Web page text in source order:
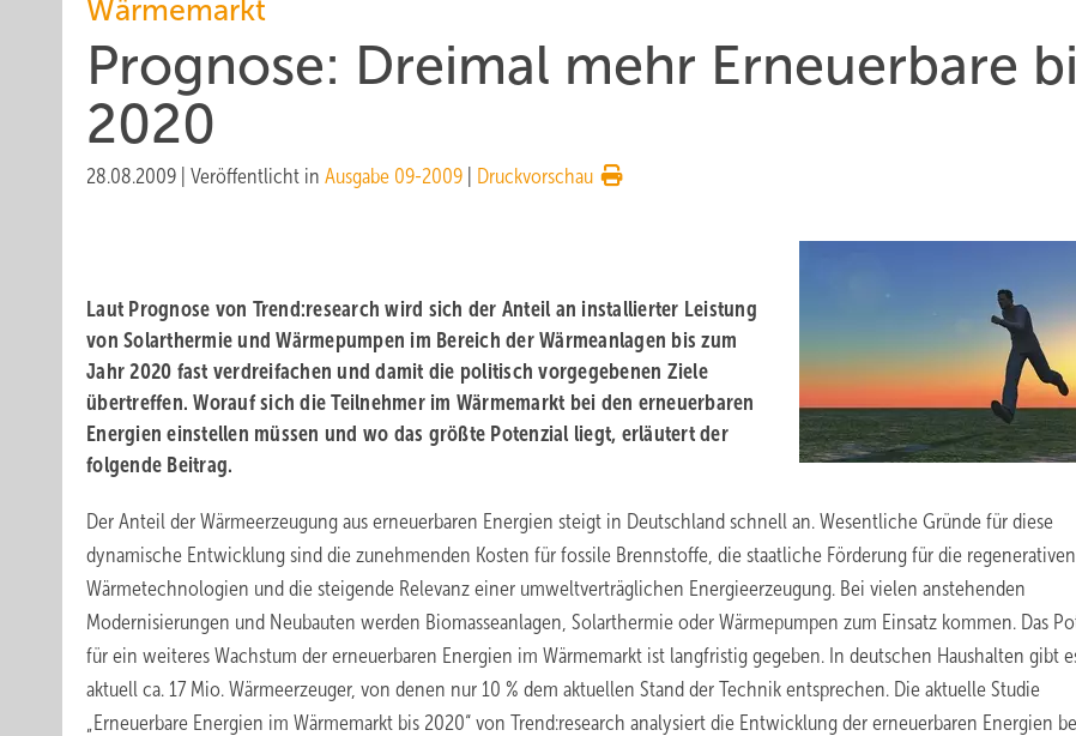
Wärmemarkt
Prognose: Dreimal mehr Erneuerbare
2020
28.08.2009 Veröffentlicht in Ausgabe 09-2009 Druckvorschau
Laut Prognose von Trend:research wird sich der Anteil an installierter Leistung
von Solarthermie und Wärmepumpen im Bereich der Wärmeanlagen bis zum
Jahr 2020 fast verdreifachen und damit die politisch vorgegebenen Ziele
übertreffen. Worauf sich die Teilnehmer im Wärmemarkt bei den erneuerbaren
Energien einstellen müssen und wo das größte Potenzial liegt, erläutert der
folgende Beitrag.
Der Anteil der Wärmeerzeugung aus erneuerbaren Energien steigt in Deutschland schnell an. Wesentliche Gründe für diese
dynamische Entwicklung sind die zunehmenden Kosten für fossile Brennstoffe, die staatliche Förderung für die regenerativen
Wärmetechnologien und die steigende Relevanz einer umweltverträglichen Ener­gieerzeugung. Bei vielen anstehenden
Modernisierungen und Neubauten werden Biomasseanlagen, Solarthermie oder Wärmepumpen zum Einsatz kommen. Das
für ein weiteres Wachstum der erneuerbaren Energien im Wärmemarkt ist langfristig gegeben. In deutschen Haushalten gibt
aktuell ca. 17 Mio. Wärmeerzeuger, von denen nur 10 % dem aktuellen Stand der Technik entsprechen. Die aktuelle Studie
„Erneuerbare ­Energien im Wärmemarkt bis 2020“ von Trend:research analysiert die Entwicklung der erneuerbaren Energien